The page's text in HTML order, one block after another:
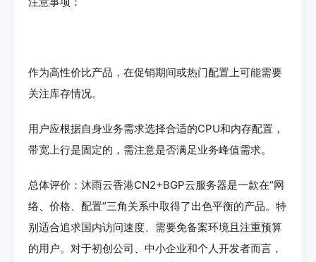
作为高性价比产品，在促销期间或热门配置上可能需要
关注库存情况。
用户应根据自身业务需求选择合适的CPU和内存配置，
带宽上行是固定的，需注意是否满足业务峰值需求。
总体评价：沐雨云香港CN2+BGP云服务器是一款在“网
络、价格、配置”三角关系中取得了出色平衡的产品。特
别适合追求国内访问速度、需要免备案环境且注重预算
的用户。对于初创公司、中小企业和个人开发者而言，